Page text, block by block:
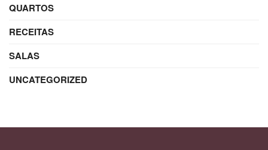
QUARTOS
RECEITAS
SALAS
UNCATEGORIZED